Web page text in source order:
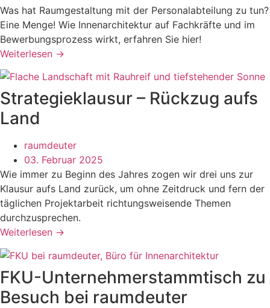
Was hat Raumgestaltung mit der Personalabteilung zu tun?
Eine Menge! Wie Innenarchitektur auf Fachkräfte und im
Bewerbungsprozess wirkt, erfahren Sie hier!
Weiterlesen →
Strategieklausur – Rückzug aufs
Land
raumdeuter
03. Februar 2025
Wie immer zu Beginn des Jahres zogen wir drei uns zur
Klausur aufs Land zurück, um ohne Zeitdruck und fern der
täglichen Projektarbeit richtungsweisende Themen
durchzusprechen.
Weiterlesen →
FKU-Unternehmerstammtisch zu
Besuch bei raumdeuter